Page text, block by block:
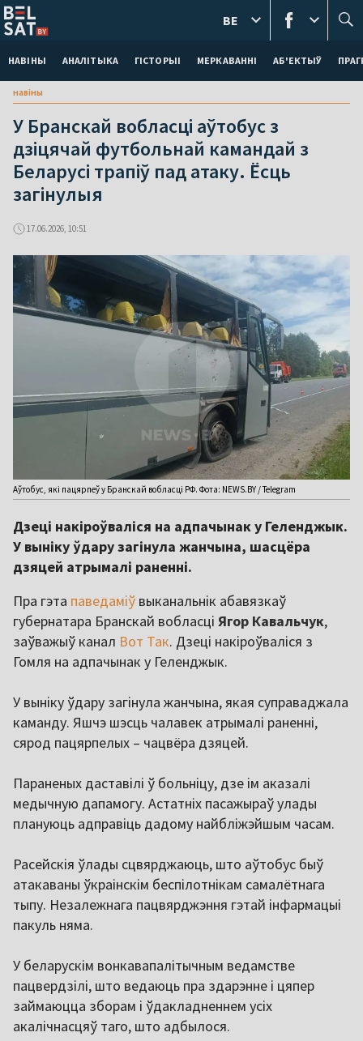
НАВІНЫ АНАЛІТЫКА ГІСТОРЫІ МЕРКАВАННI АБ'ЕКТЫЎ
BE
навіны
У Бранскай вобласці аўтобус з
дзіцячай футбольнай камандай з
Беларусі трапіў пад атаку. Ëсць
загінулыя
17.06.2026, 10:51
Аўтобус, які пацярпеў у Бранскай вобласці РФ. Фота: NEWS.BY / Telegram
Дзеці накіроўваліся на адпачынак у Геленджык.
У выніку ўдару загінула жанчына, шасцёра
дзяцей атрымалі раненні.
Пра гэта паведаміў выканальнік абавязкаў
губернатара Бранскай вобласці Ягор Кавальчук,
заўважыў канал Вот Так. Дзеці накіроўваліся з
Гомля на адпачынак у Геленджык.
У выніку ўдару загінула жанчына, якая суправаджала
каманду. Яшчэ шэсць чалавек атрымалі раненні,
сярод пацярпелых – чацвёра дзяцей.
Параненых даставілі ў больніцу, дзе ім аказалі
медычную дапамогу. Астатніх пасажыраў улады
плануюць адправіць дадому найбліжэйшым часам.
Расейскія ўлады сцвярджаюць, што аўтобус быў
атакаваны ўкраінскім беспілотнікам самалётнага
тыпу. Незалежнага пацвярджэння гэтай інфармацыі
пакуль няма.
У беларускім вонкавапалітычным ведамстве
пацвердзілі, што ведаюць пра здарэнне і цяпер
займаюцца зборам і ўдакладненнем усіх
акалічнасцяў таго, што адбылося.